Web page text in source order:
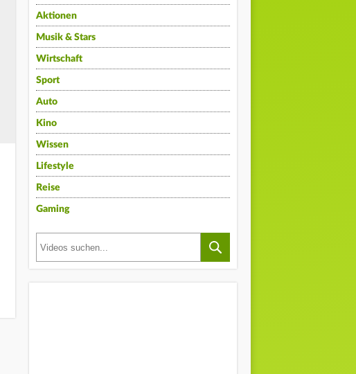
Aktionen
Musik & Stars
Wirtschaft
Sport
Auto
Kino
Wissen
Lifestyle
Reise
Gaming